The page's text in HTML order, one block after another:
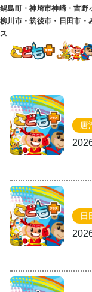
鍋島町・神埼市神崎・吉野
柳川市・筑後市・日田市・
ス
唐
日